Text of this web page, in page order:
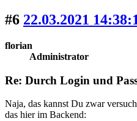
#6 22.03.2021
florian
Administrator
Re: Durch Login und
Naja, das kannst Du zwar
das hier im Backend: